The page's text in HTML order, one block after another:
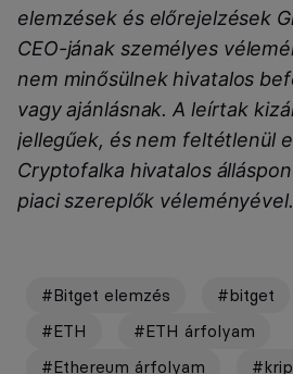
elemzések és előrejelzések
CEO-jának személyes
nem minősülnek hivatalos
vagy ajánlásnak. A leírtak
jellegűek, és nem feltétlenül
Cryptofalka hivatalos
piaci szereplők véleményével.
#Bitget elemzés #bitget
#ETH
#ETH árfolyam
#Ethereum árfolyam